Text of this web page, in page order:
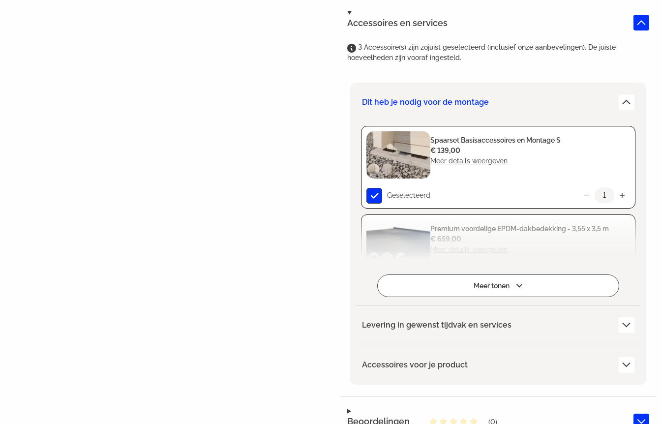
Accessoires en services
3 Accessoire(s) zijn zojuist geselecteerd (inclusief onze aanbevelingen). De juiste
hoeveelheden zijn vooraf ingesteld.
Dit heb je nodig voor de montage
Spaarset Basisaccessoires en Montage S
Meer details weergeven
€ 139,00
Geselecteerd
Premium voordelige EPDM-dakbedekking - 3,55 x 3,5 m
Meer details weergeven
€ 659,00
Meer tonen
Levering in gewenst tijdvak en services
Accessoires voor je product
Beoordelingen (0)